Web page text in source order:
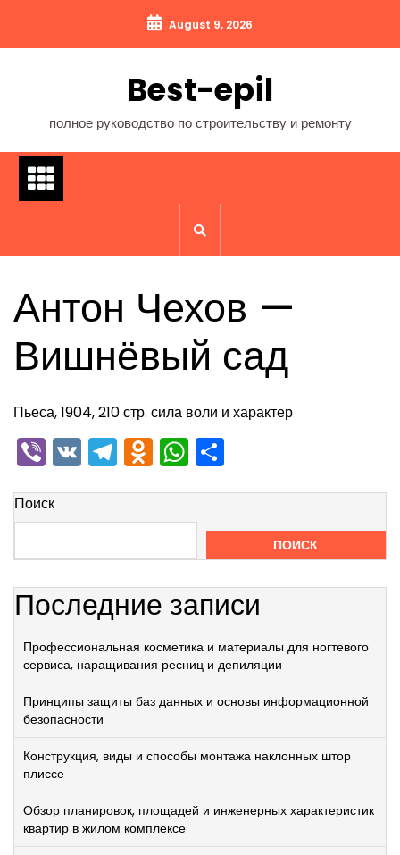
содержимому
August 9, 2026
Best-epil
полное руководство по строительству и ремонту
Антон Чехов —
Вишнёвый сад
Пьеса, 1904, 210 стр. сила воли и характер
Viber
VKTelegram
Odnoklassniki
WhatsApp
Поиск
ПОИСК
Последние записи
Профессиональная косметика и материалы для ногтевого
сервиса, наращивания ресниц и депиляции
Принципы защиты баз данных и основы информационной
безопасности
Конструкция, виды и способы монтажа наклонных штор
плиссе
Обзор планировок, площадей и инженерных характеристик
квартир в жилом комплексе